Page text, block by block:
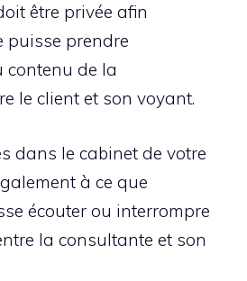
être privée afin
puisse prendre
contenu de la
le client et son voyant.
dans le cabinet de votre
à ce que
écouter ou interrompre
la consultante et son